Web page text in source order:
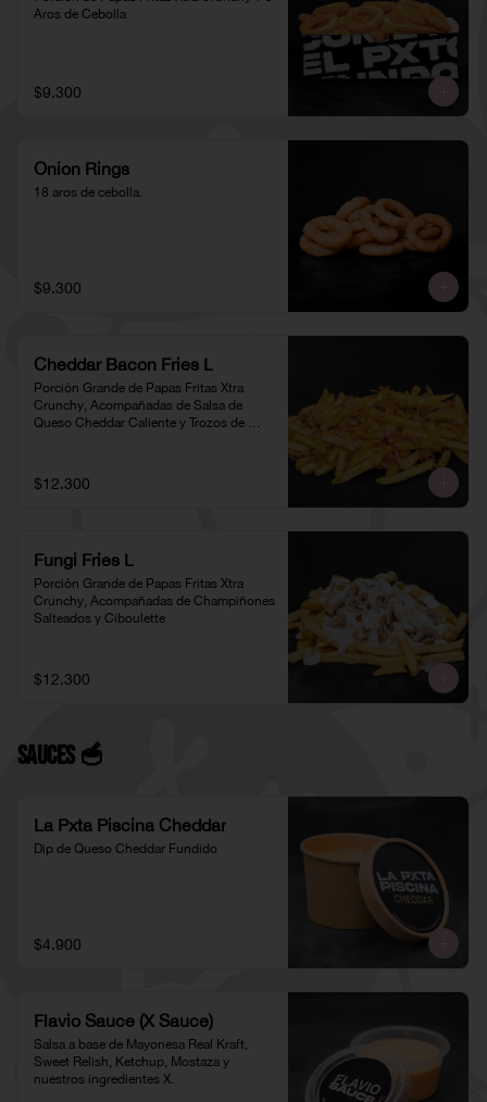
Aros de Cebolla
$9.300
Onion Rings
18 aros de cebolla.
$9.300
Cheddar Bacon Fries L
Porción Grande de Papas Fritas Xtra
Crunchy, Acompañadas de Salsa de
Queso Cheddar Caliente y Trozos de
$12.300
Fungi Fries L
Porción Grande de Papas Fritas Xtra
Crunchy, Acompañadas de Champiñones
Salteados y Ciboulette
$12.300
Sauces 🥣
La Pxta Piscina Cheddar
Dip de Queso Cheddar Fundido
$4.900
Flavio Sauce (X Sauce)
Salsa a base de Mayonesa Real Kraft,
Sweet Relish, Ketchup, Mostaza y
nuestros ingredientes X.